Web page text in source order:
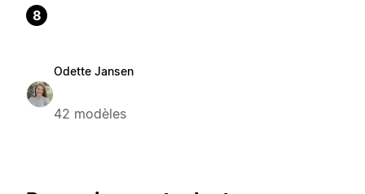
8
Odette Jansen
42 modèles